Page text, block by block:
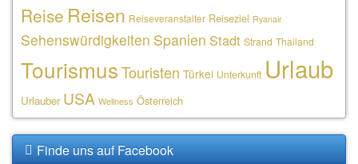
Reise Reisen Reiseveranstalter Reiseziel Ryanair
Sehenswürdigkeiten Spanien Stadt Strand Thailand
TourismusTouristen Türkei Unterkunft Urlaub
Urlauber USA Wellness Österreich
Finde uns auf Facebook